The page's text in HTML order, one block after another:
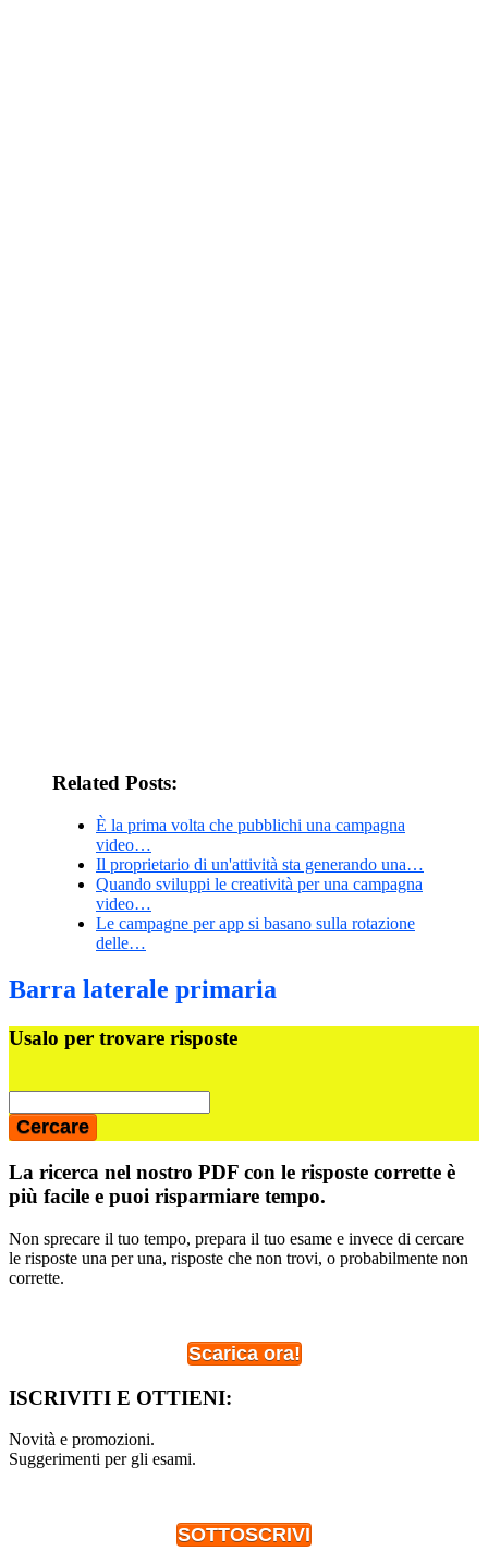
Related Posts:
È la prima volta che pubblichi una campagna
video…
Il proprietario di un'attività sta generando una…
Quando sviluppi le creatività per una campagna
video…
Le campagne per app si basano sulla rotazione
delle…
Barra laterale primaria
Usalo per trovare risposte
La ricerca nel nostro PDF con le risposte corrette è
più facile e puoi risparmiare tempo.
Non sprecare il tuo tempo, prepara il tuo esame e invece di cercare
le risposte una per una, risposte che non trovi, o probabilmente non
corrette.
Scarica ora!
ISCRIVITI E OTTIENI:
Novità e promozioni.
Suggerimenti per gli esami.
SOTTOSCRIVI